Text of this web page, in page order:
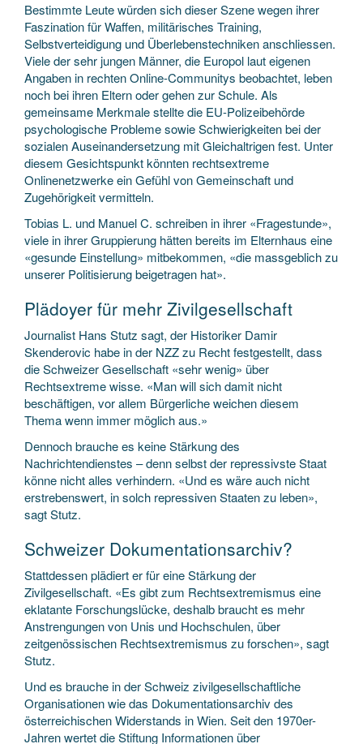
Bestimmte Leute würden sich dieser Szene wegen ihrer
Faszination für Waffen, militärisches Training,
Selbstverteidigung und Überlebenstechniken anschliessen.
Viele der sehr jungen Männer, die Europol laut eigenen
Angaben in rechten Online-Communitys beobachtet, leben
noch bei ihren Eltern oder gehen zur Schule. Als
gemeinsame Merkmale stellte die EU-Polizeibehörde
psychologische Probleme sowie Schwierigkeiten bei der
sozialen Auseinandersetzung mit Gleichaltrigen fest. Unter
diesem Gesichtspunkt könnten rechtsextreme
Onlinenetzwerke ein Gefühl von Gemeinschaft und
Zugehörigkeit vermitteln.
Tobias L. und Manuel C. schreiben in ihrer «Fragestunde»,
viele in ihrer Gruppierung hätten bereits im Elternhaus eine
«gesunde Einstellung» mitbekommen, «die massgeblich zu
unserer Politisierung beigetragen hat».
Plädoyer für mehr Zivilgesellschaft
Journalist Hans Stutz sagt, der Historiker Damir
Skenderovic habe in der NZZ zu Recht festgestellt, dass
die Schweizer Gesellschaft «sehr wenig» über
Rechtsextreme wisse. «Man will sich damit nicht
beschäftigen, vor allem Bürgerliche weichen diesem
Thema wenn immer möglich aus.»
Dennoch brauche es keine Stärkung des
Nachrichtendienstes – denn selbst der repressivste Staat
könne nicht alles verhindern. «Und es wäre auch nicht
erstrebenswert, in solch repressiven Staaten zu leben»,
sagt Stutz.
Schweizer Dokumentationsarchiv?
Stattdessen plädiert er für eine Stärkung der
Zivilgesellschaft. «Es gibt zum Rechtsextremismus eine
eklatante Forschungslücke, deshalb braucht es mehr
Anstrengungen von Unis und Hochschulen, über
zeitgenössischen Rechtsextremismus zu forschen», sagt
Stutz.
Und es brauche in der Schweiz zivilgesellschaftliche
Organisationen wie das Dokumentationsarchiv des
österreichischen Widerstands in Wien. Seit den 1970er-
Jahren wertet die Stiftung Informationen über